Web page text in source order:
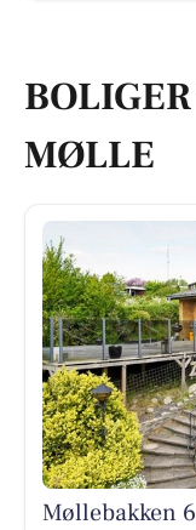
MØLLE
Møllebakken